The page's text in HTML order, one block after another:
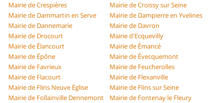
Mairie de Crespières
Mairie de Croissy sur Seine
Mairie de Dammartin en Serve
Mairie de Dampierre en Yvelines
Mairie de Dannemarie
Mairie de Davron
Mairie de Drocourt
Mairie d'Ecquevilly
Mairie de Élancourt
Mairie de Émancé
Mairie de Épône
Mairie de Évecquemont
Mairie de Favrieux
Mairie de Feucherolles
Mairie de Flacourt
Mairie de Flexanville
Mairie de Flins Neuve Église
Mairie de Flins sur Seine
Mairie de Follainville Dennemont
Mairie de Fontenay le Fleury